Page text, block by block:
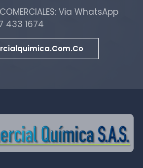
COMERCIALES: Via WhatsApp
433 1674